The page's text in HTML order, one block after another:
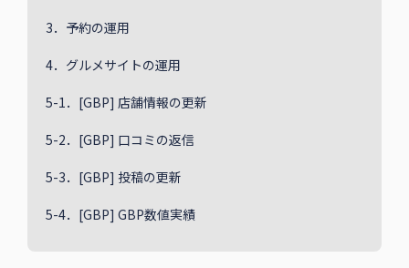
3．予約の運用
4．グルメサイトの運用
5-1．[GBP] 店舗情報の更新
5-2．[GBP] 口コミの返信
5-3．[GBP] 投稿の更新
5-4．[GBP] GBP数値実績